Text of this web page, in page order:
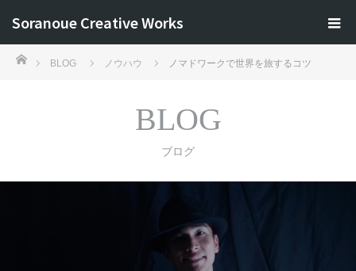
Soranoue Creative Works
ホームBLOG ノウハウ ノマドワークで世界を旅するコツ
BLOG
ブログ